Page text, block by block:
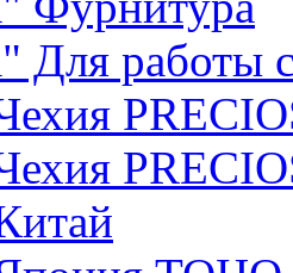
Для работы